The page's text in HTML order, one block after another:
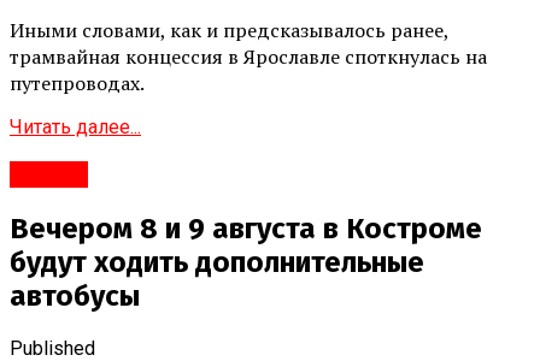
Иными словами, как и предсказывалось ранее,
трамвайная концессия в Ярославле споткнулась на
путепроводах.
Читать далее...
Вечером 8 и 9 августа в Костроме
будут ходить дополнительные
автобусы
Published